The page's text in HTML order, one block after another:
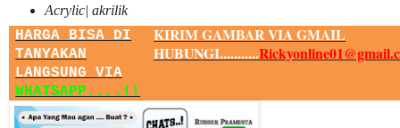
Acrylic| akrilik
HARGA BISA DI
TANYAKAN
LANGSUNG VIA
WHATSAPP....!!
KIRIM GAMBAR VIA GMAIL
HUBUNGI...........